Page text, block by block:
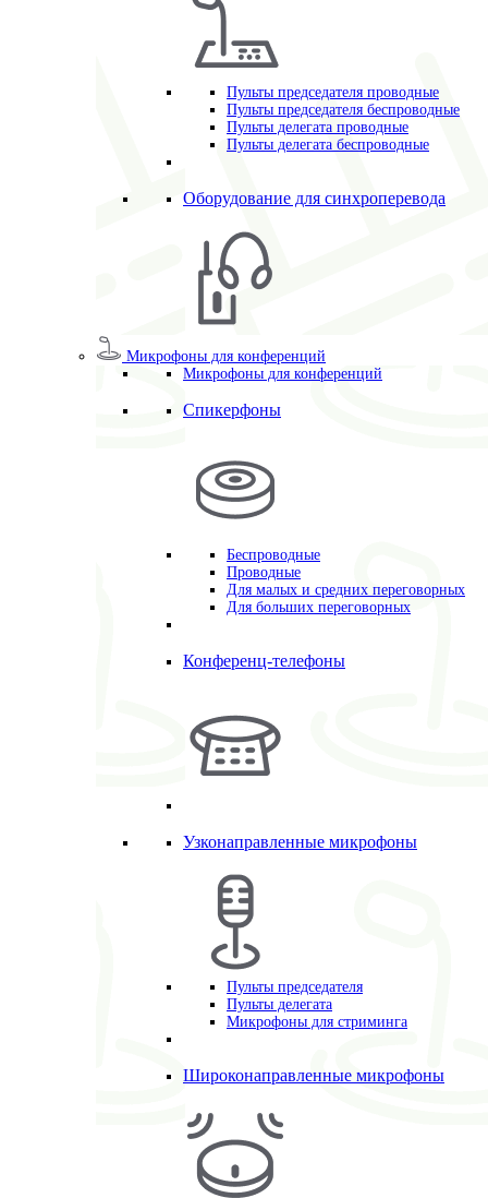
Пульты председателя проводные
Пульты председателя беспроводные
Пульты делегата проводные
Пульты делегата беспроводные
Оборудование для синхроперевода
Микрофоны для конференций
Микрофоны для конференций
Спикерфоны
Беспроводные
Проводные
Для малых и средних переговорных
Для больших переговорных
Конференц-телефоны
Узконаправленные микрофоны
Пульты председателя
Пульты делегата
Микрофоны для стриминга
Широконаправленные микрофоны